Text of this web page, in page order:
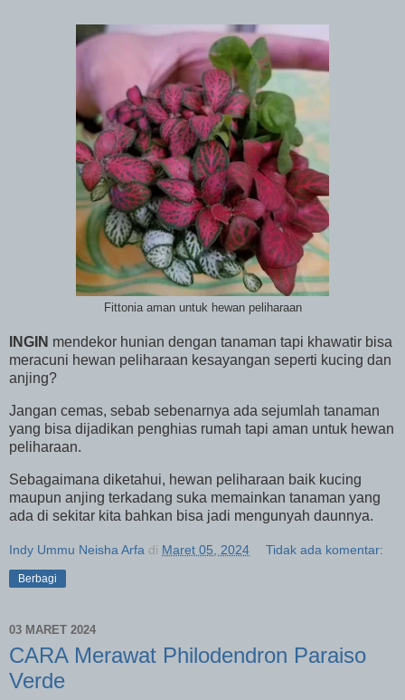
Fittonia aman untuk hewan peliharaan
INGIN mendekor hunian dengan tanaman tapi khawatir bisa
meracuni hewan peliharaan kesayangan seperti kucing dan
anjing?
Jangan cemas, sebab sebenarnya ada sejumlah tanaman
yang bisa dijadikan penghias rumah tapi aman untuk hewan
peliharaan.
Sebagaimana diketahui, hewan peliharaan baik kucing
maupun anjing terkadang suka memainkan tanaman yang
ada di sekitar kita bahkan bisa jadi mengunyah daunnya.
Indy Ummu Neisha Arfa di Maret 05, 2024 Tidak ada komentar:
Berbagi
03 MARET 2024
CARA Merawat Philodendron Paraiso
Verde